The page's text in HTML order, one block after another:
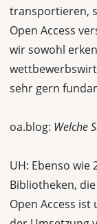
transportieren,
Open Access
wir sowohl
sehr gern
oa.blog: Welche
UH: Ebenso wie
Bibliotheken,
Open Access ist